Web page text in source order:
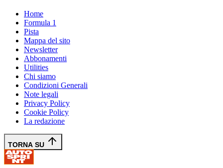
Home
Formula 1
Pista
Mappa del sito
Newsletter
Abbonamenti
Utilities
Chi siamo
Condizioni Generali
Note legali
Privacy Policy
Cookie Policy
La redazione
TORNA SU